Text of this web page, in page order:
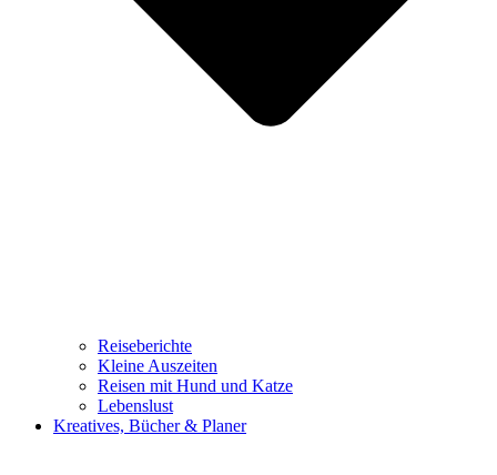
Reiseberichte
Kleine Auszeiten
Reisen mit Hund und Katze
Lebenslust
Kreatives, Bücher & Planer